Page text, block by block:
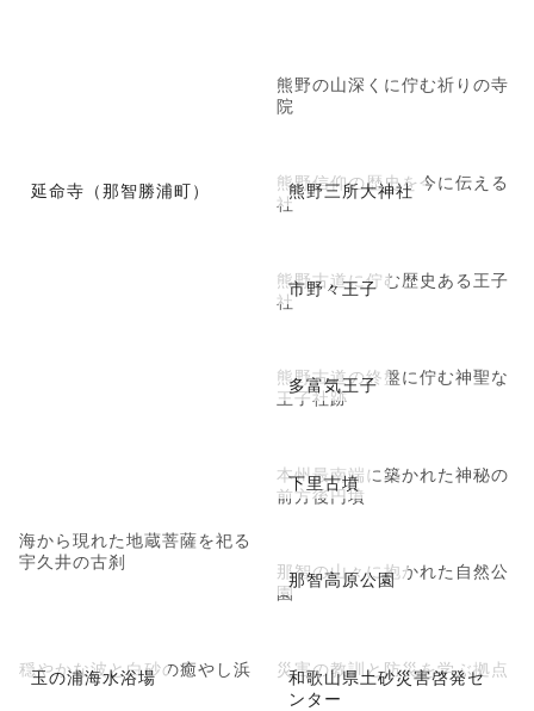
熊野の山深くに佇む祈りの寺
院
延命寺（那智勝浦町）
海から現れた地蔵菩薩を祀る
宇久井の古刹
熊野三所大神社
熊野信仰の歴史を今に伝える
社
市野々王子
熊野古道に佇む歴史ある王子
社
多富気王子
熊野古道の終盤に佇む神聖な
王子社跡
下里古墳
本州最南端に築かれた神秘の
前方後円墳
那智高原公園
那智の山々に抱かれた自然公
園
玉の浦海水浴場
穏やかな波と白砂の癒やし浜
和歌山県土砂災害啓発セ
ンター
災害の教訓と防災を学ぶ拠点